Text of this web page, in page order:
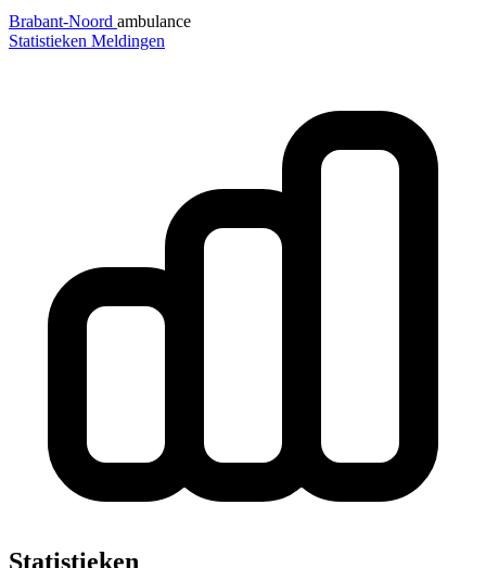
Brabant-Noord ambulance
Statistieken Meldingen
Statistieken